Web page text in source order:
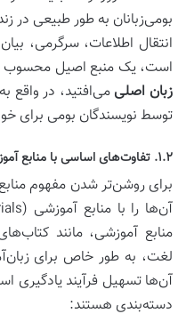
بومی‌زبانان به طور طبیعی در
انتقال اطلاعات، سرگرمی،
است، یک منبع اصیل محسوب
زبان اصلی می‌افتید، در واقع
توسط نویسندگان بومی برای
۱.۲. تفاوت‌های اساسی با منابع آموزشی: فراتر از کتاب درسی
برای روشن‌تر شدن مفهوم
منابع آموزشی، مانند
لغت، به طور خاص برای
آن‌ها تسهیل فرآیند یادگیری
دسته‌بندی هستند: